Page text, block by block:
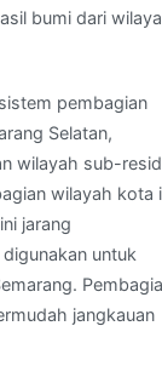
bumi dari
pembagian
Selatan,
wilayah sub-
wilayah kota
jarang
untuk
jangkauan